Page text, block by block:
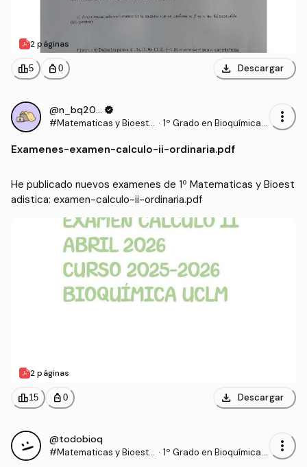
2 páginas
leaderboard5 personal_bag 0 download Descargar
@n_bq2006verified
#Matematicas y Bioesta · 1º Grado en Bioquímica
more_vert
Examenes-examen-calculo-ii-ordinaria.pdf
He publicado nuevos examenes de 1º Matematicas y Bioest
adistica: examen-calculo-ii-ordinaria.pdf
2 páginas
leaderboard15 personal_bag 0 download Descargar
@todobioq
#Matematicas y Bioesta · 1º Grado en Bioquímica
more_vert